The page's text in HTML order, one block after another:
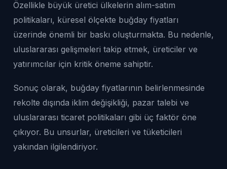
Özellikle büyük üretici ülkelerin alım-satım
politikaları, küresel ölçekte buğday fiyatları
üzerinde önemli bir baskı oluşturmakta. Bu nedenle,
uluslararası gelişmeleri takip etmek, üreticiler ve
yatırımcılar için kritik öneme sahiptir.
Sonuç olarak, buğday fiyatlarının belirlenmesinde
rekolte dışında iklim değişikliği, pazar talebi ve
uluslararası ticaret politikaları gibi üç faktör öne
çıkıyor. Bu unsurlar, üreticileri ve tüketicileri
yakından ilgilendiriyor.